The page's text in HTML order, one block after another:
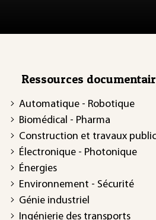
Ressources
Automatique - Robotique
Biomédical - Pharma
Construction et travaux
Électronique - Photonique
Énergies
Environnement - Sécurité
Génie industriel
Ingénierie des transports